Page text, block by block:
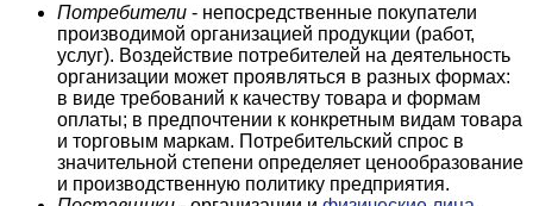
Потребители - непосредственные покупатели
производимой организацией продукции (работ,
услуг). Воздействие потребителей на деятельность
организации может проявляться в разных формах:
в виде требований к качеству товара и формам
оплаты; в предпочтении к конкретным видам товара
и торговым маркам. Потребительский спрос в
значительной степени определяет ценообразование
и производственную политику предприятия.